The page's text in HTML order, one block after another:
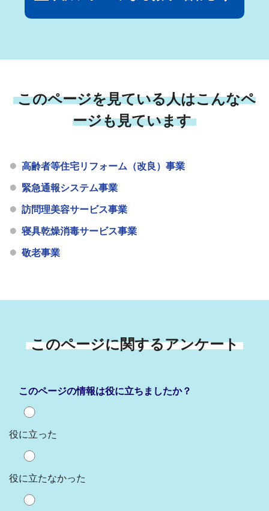
このページを見ている人はこんなペ
ージも見ています
高齢者等住宅リフォーム（改良）事業
緊急通報システム事業
訪問理美容サービス事業
寝具乾燥消毒サービス事業
敬老事業
このページに関するアンケート
このページの情報は役に立ちましたか？
役に立った
役に立たなかった